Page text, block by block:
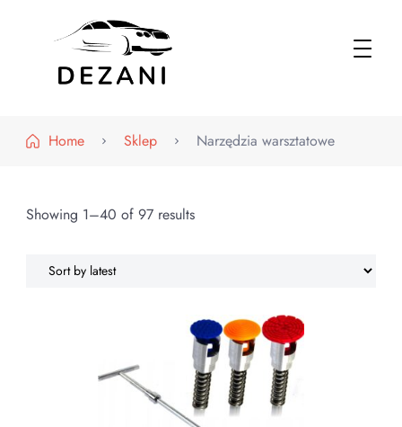
Home
Sklep Narzędzia warsztatowe
Showing 1–40 of 97 results